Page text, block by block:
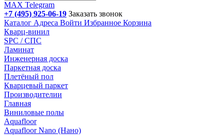
MAX Telegram
+7 (495) 925-06-19 Заказать звонок
Каталог Адреса Войти Избранное Корзина
Кварц-винил
SPC / СПС
Ламинат
Инженерная доска
Паркетная доска
Плетёный пол
Кварцевый паркет
Производителии
Главная
Виниловые полы
Aquafloor
Aquafloor Nano (Нано)